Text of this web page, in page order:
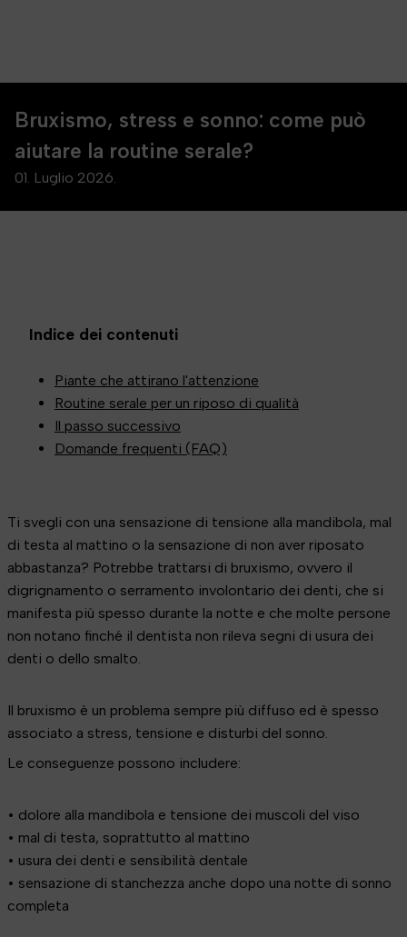
Bruxismo, stress e sonno: come può
aiutare la routine serale?
01. Luglio 2026.
Indice dei contenuti
Piante che attirano l'attenzione
Routine serale per un riposo di qualità
Il passo successivo
Domande frequenti (FAQ)
Ti svegli con una sensazione di tensione alla mandibola, mal
di testa al mattino o la sensazione di non aver riposato
abbastanza? Potrebbe trattarsi di bruxismo, ovvero il
digrignamento o serramento involontario dei denti, che si
manifesta più spesso durante la notte e che molte persone
non notano finché il dentista non rileva segni di usura dei
denti o dello smalto.
Il bruxismo è un problema sempre più diffuso ed è spesso
associato a stress, tensione e disturbi del sonno.
Le conseguenze possono includere:
• dolore alla mandibola e tensione dei muscoli del viso
• mal di testa, soprattutto al mattino
• usura dei denti e sensibilità dentale
• sensazione di stanchezza anche dopo una notte di sonno
completa